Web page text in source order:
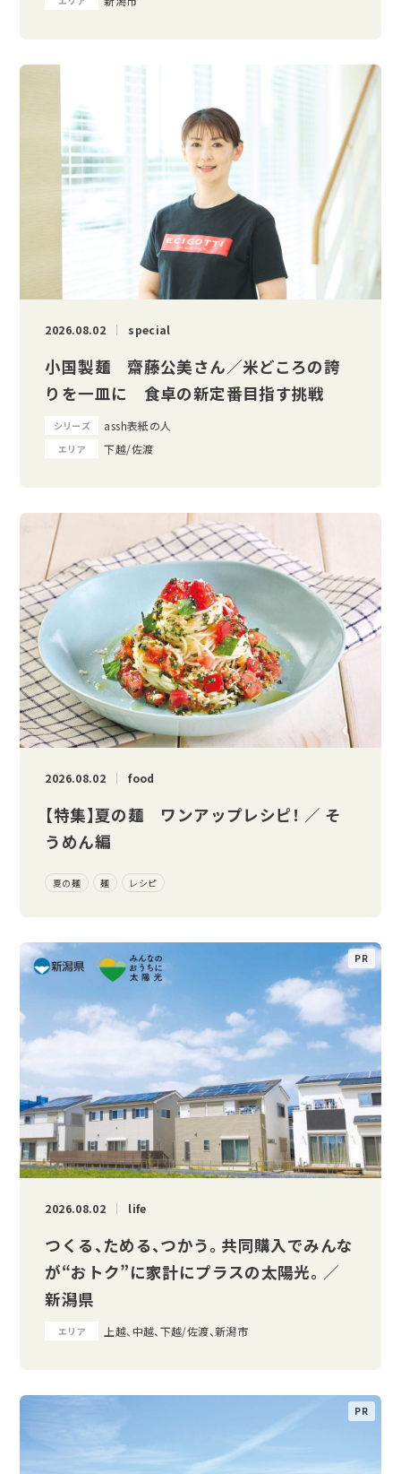
2026.08.02 special
小国製麺 齋藤公美さん／米どころの誇
りを一皿に 食卓の新定番目指す挑戦
シリーズ assh表紙の人
エリア 下越/佐渡
2026.08.02 food
【特集】夏の麺 ワンアップレシピ！ ／ そ
うめん編
夏の麺 麺 レシピ
2026.08.02 life
つくる、ためる、つかう。 共同購入でみんな
が“おトク”に家計にプラスの太陽光。 ／
新潟県
エリア 上越、中越、下越/佐渡、新潟市